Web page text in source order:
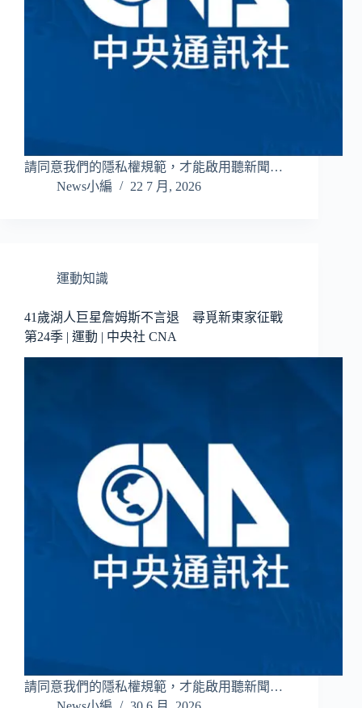
請同意我們的隱私權規範，才能啟用聽新聞…
News小編
22 7 月, 2026
運動知識
41歲湖人巨星詹姆斯不言退 尋覓新東家征戰
第24季 | 運動 | 中央社 CNA
請同意我們的隱私權規範，才能啟用聽新聞…